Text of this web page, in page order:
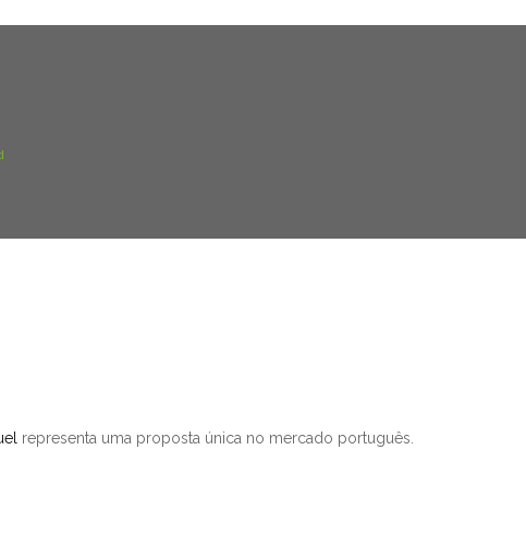
representa uma proposta única no mercado português.